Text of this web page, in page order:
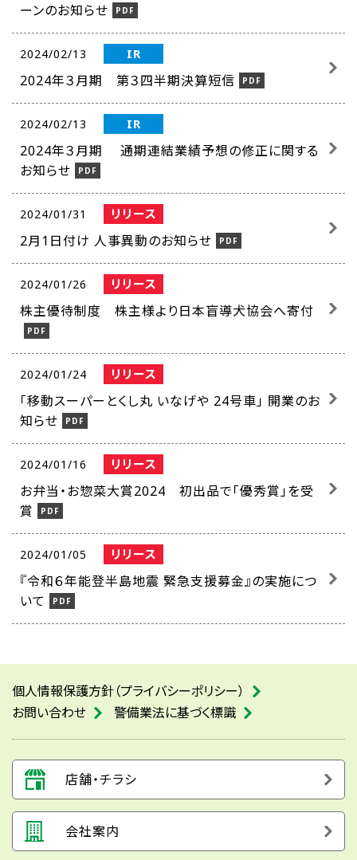
ーンのお知らせ
2024/02/13 IR
2024年３月期 第３四半期決算短信
2024/02/13 IR
2024年３月期 通期連結業績予想の修正に関する
お知らせ
2024/01/31 リリース
2月1日付け 人事異動のお知らせ
2024/01/26 リリース
株主優待制度 株主様より日本盲導犬協会へ寄付
2024/01/24 リリース
「移動スーパーとくし丸 いなげや 24号車」 開業のお
知らせ
2024/01/16 リリース
お弁当・お惣菜大賞2024 初出品で「優秀賞」を受
賞
2024/01/05 リリース
『令和６年能登半島地震 緊急支援募金』の実施につ
いて
個人情報保護方針（プライバシーポリシー）
お問い合わせ
警備業法に基づく標識
店舗・チラシ
会社案内